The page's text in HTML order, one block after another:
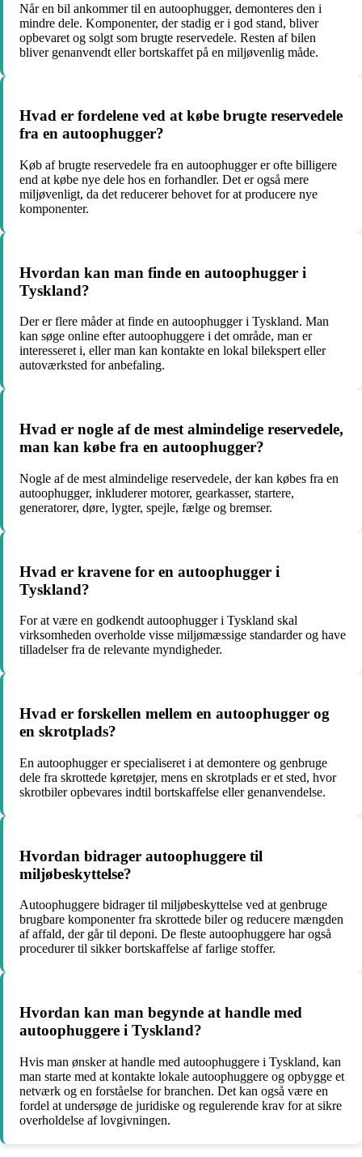
Når en bil ankommer til en autoophugger, demonteres den i
mindre dele. Komponenter, der stadig er i god stand, bliver
opbevaret og solgt som brugte reservedele. Resten af bilen
bliver genanvendt eller bortskaffet på en miljøvenlig måde.
Hvad er fordelene ved at købe brugte reservedele
fra en autoophugger?
Køb af brugte reservedele fra en autoophugger er ofte billigere
end at købe nye dele hos en forhandler. Det er også mere
miljøvenligt, da det reducerer behovet for at producere nye
komponenter.
Hvordan kan man finde en autoophugger i
Tyskland?
Der er flere måder at finde en autoophugger i Tyskland. Man
kan søge online efter autoophuggere i det område, man er
interesseret i, eller man kan kontakte en lokal bilekspert eller
autoværksted for anbefaling.
Hvad er nogle af de mest almindelige reservedele,
man kan købe fra en autoophugger?
Nogle af de mest almindelige reservedele, der kan købes fra en
autoophugger, inkluderer motorer, gearkasser, startere,
generatorer, døre, lygter, spejle, fælge og bremser.
Hvad er kravene for en autoophugger i
Tyskland?
For at være en godkendt autoophugger i Tyskland skal
virksomheden overholde visse miljømæssige standarder og have
tilladelser fra de relevante myndigheder.
Hvad er forskellen mellem en autoophugger og
en skrotplads?
En autoophugger er specialiseret i at demontere og genbruge
dele fra skrottede køretøjer, mens en skrotplads er et sted, hvor
skrotbiler opbevares indtil bortskaffelse eller genanvendelse.
Hvordan bidrager autoophuggere til
miljøbeskyttelse?
Autoophuggere bidrager til miljøbeskyttelse ved at genbruge
brugbare komponenter fra skrottede biler og reducere mængden
af affald, der går til deponi. De fleste autoophuggere har også
procedurer til sikker bortskaffelse af farlige stoffer.
Hvordan kan man begynde at handle med
autoophuggere i Tyskland?
Hvis man ønsker at handle med autoophuggere i Tyskland, kan
man starte med at kontakte lokale autoophuggere og opbygge et
netværk og en forståelse for branchen. Det kan også være en
fordel at undersøge de juridiske og regulerende krav for at sikre
overholdelse af lovgivningen.